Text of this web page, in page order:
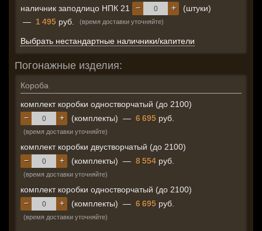
наличник заподлицо НПК 21 +
−
(штуки)
— 1 495 руб. (время доставки уточняйте)
Выбрать нестандартные наличники/капители
Погонажные изделия:
Короба
комплект коробки одностворчатый (до 2100)
+
− (комплекты) — 6 695 руб.
(время доставки уточняйте)
комплект коробки двустворчатый (до 2100)
+
− (комплекты) — 8 554 руб.
(время доставки уточняйте)
комплект коробки одностворчатый (до 2100)
+
− (комплекты) — 6 695 руб.
(время доставки уточняйте)